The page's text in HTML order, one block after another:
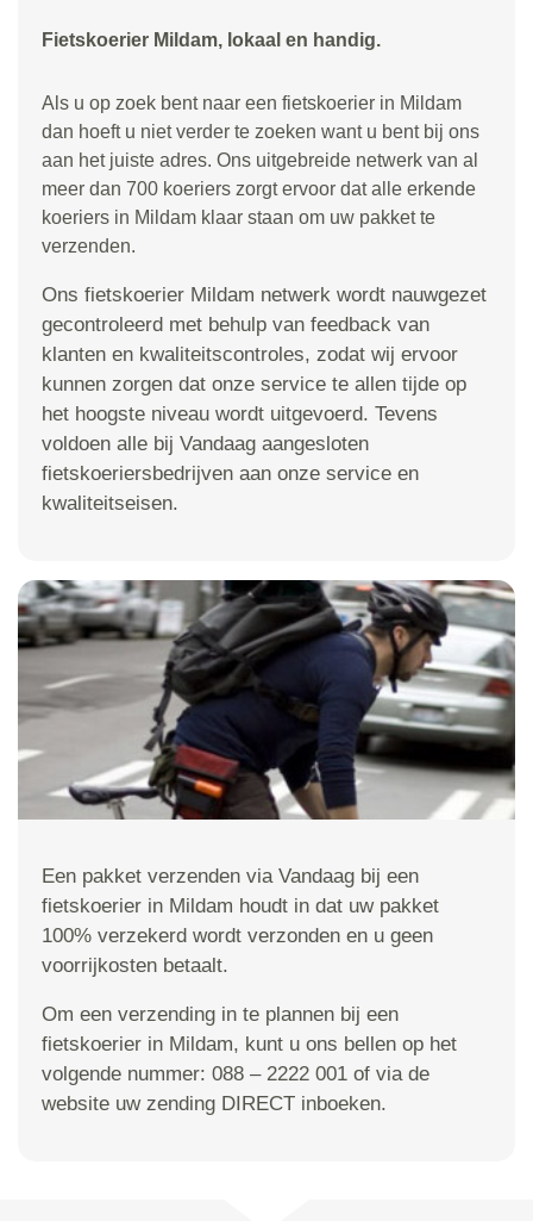
Fietskoerier Mildam, lokaal en handig.
Als u op zoek bent naar een fietskoerier in Mildam
dan hoeft u niet verder te zoeken want u bent bij ons
aan het juiste adres. Ons uitgebreide netwerk van al
meer dan 700 koeriers zorgt ervoor dat alle erkende
koeriers in Mildam klaar staan om uw pakket te
verzenden.
Ons fietskoerier Mildam netwerk wordt nauwgezet
gecontroleerd met behulp van feedback van
klanten en kwaliteitscontroles, zodat wij ervoor
kunnen zorgen dat onze service te allen tijde op
het hoogste niveau wordt uitgevoerd. Tevens
voldoen alle bij Vandaag aangesloten
fietskoeriersbedrijven aan onze service en
kwaliteitseisen.
Een pakket verzenden via Vandaag bij een
fietskoerier in Mildam houdt in dat uw pakket
100% verzekerd wordt verzonden en u geen
voorrijkosten betaalt.
Om een verzending in te plannen bij een
fietskoerier in Mildam, kunt u ons bellen op het
volgende nummer: 088 – 2222 001 of via de
website uw zending DIRECT inboeken.